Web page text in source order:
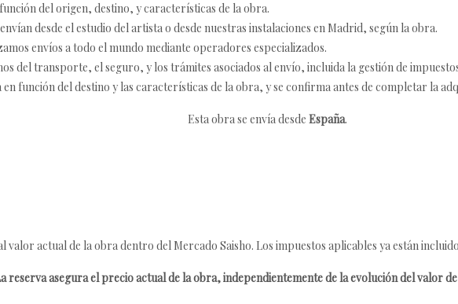
del origen, destino, y características de la obra.
desde el estudio del artista o desde nuestras instalaciones en Madrid, según la obra.
envíos a todo el mundo mediante operadores especializados.
del transporte, el seguro, y los trámites asociados al envío, incluida la gestión de
en función del destino y las características de la obra, y se confirma antes de completar la
Esta obra se envía desde España.
actual de la obra dentro del Mercado Saisho. Los impuestos aplicables ya están
reserva asegura el precio actual de la obra, independientemente de la evolución del valor